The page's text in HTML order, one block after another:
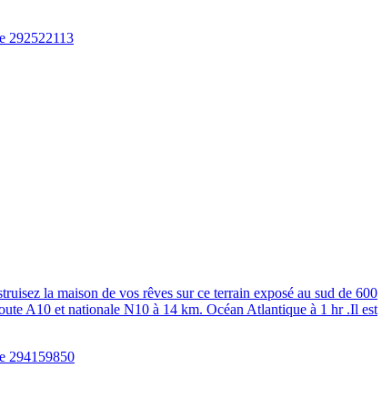
la maison de vos rêves sur ce terrain exposé au sud de 600
A10 et nationale N10 à 14 km. Océan Atlantique à 1 hr .Il est